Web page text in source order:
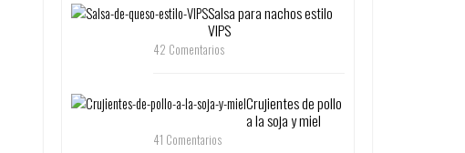
Salsa para nachos estilo
VIPS
42 Comentarios
Crujientes de pollo
a la soja y miel
41 Comentarios